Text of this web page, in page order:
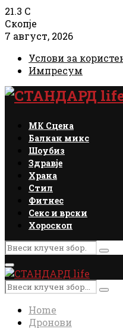
21.3 C
Скопје
7 август, 2026
Услови за
Импресум
Facebook
Instagram
Email
Rss
МК Сцена
Балкан микс
Шоубиз
Здравје
Храна
Стил
Фитнес
Секс и врски
Хороскоп
Search
for:
Primary
Menu
Search
for:
Home
Дронови